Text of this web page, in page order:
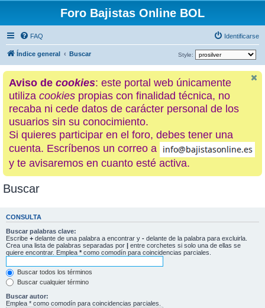
Foro Bajistas Online BOL
FAQ Identificarse
Índice general Buscar Style:
Aviso de cookies: este portal web únicamente
utiliza cookies propias con finalidad técnica, no
recaba ni cede datos de carácter personal de los
usuarios sin su conocimiento.
Si quieres participar en el foro, debes tener una
cuenta. Escríbenos un correo a
y te avisaremos en cuanto esté activa.
Buscar
CONSULTA
Buscar palabras clave:
Escribe + delante de una palabra a encontrar y - delante de la palabra para excluirla.
Crea una lista de palabras separadas por | entre corchetes si solo una de ellas se
quiere encontrar. Emplea * como comodín para coincidencias parciales.
Buscar todos los términos
Buscar cualquier término
Buscar autor:
Emplea * como comodín para coincidencias parciales.